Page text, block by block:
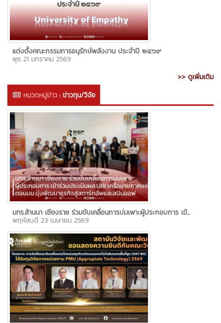
แต่งตั้งคณะกรรมการอนุรักษ์พลังงาน ประจําปี ๒๕๖๙
พุธ 21 มกราคม 2569
>> ดูเพิ่มเติม
หมวดหมู่ข่าว:ข่าวทุน/วิจัย
มทร.ล้านนา เชียงราย ร่วมขับเคลื่อนการบ่มเพาะผู้ประกอบการ เข้...
พฤหัสบดี 23 เมษายน 2569